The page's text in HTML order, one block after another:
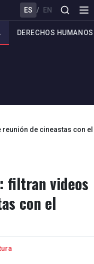
ES / EN
DERECHOS HUMANOS
de cineastas con el
filtran videos
con el